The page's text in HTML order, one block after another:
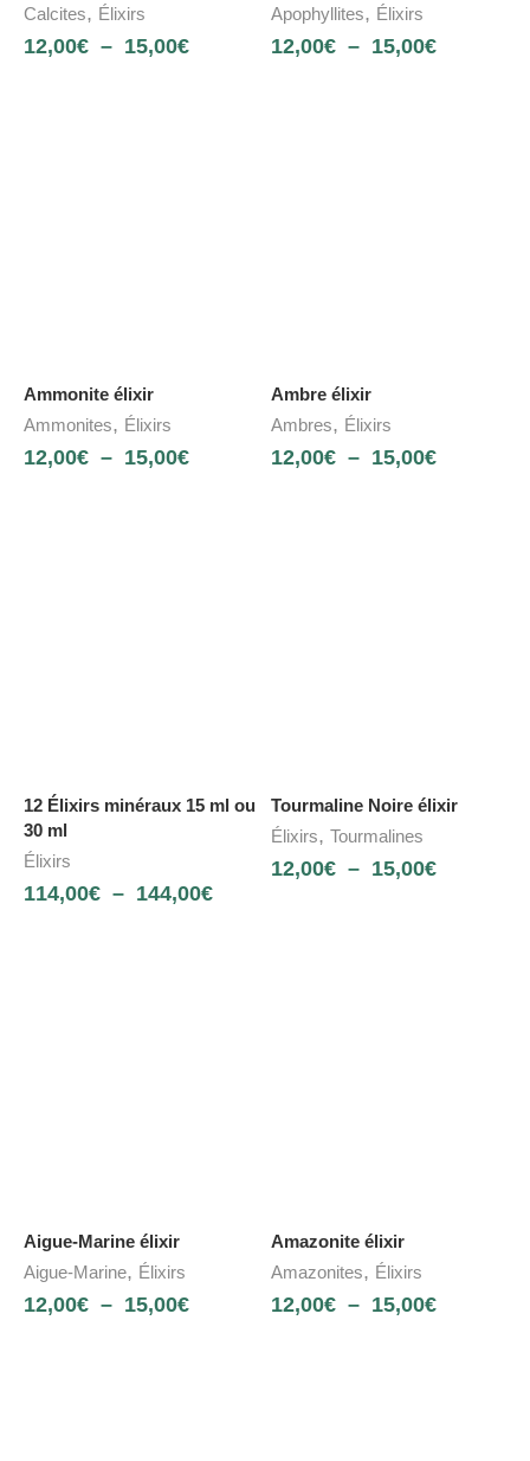
Calcites, Élixirs
12,00€ – 15,00€
Apophyllites, Élixirs
12,00€ – 15,00€
Ammonite élixir
Ammonites, Élixirs
12,00€ – 15,00€
Ambre élixir
Ambres, Élixirs
12,00€ – 15,00€
12 Élixirs minéraux 15 ml ou
30 ml
Élixirs
114,00€ – 144,00€
Tourmaline Noire élixir
Élixirs, Tourmalines
12,00€ – 15,00€
Aigue-Marine élixir
Aigue-Marine, Élixirs
12,00€ – 15,00€
Amazonite élixir
Amazonites, Élixirs
12,00€ – 15,00€